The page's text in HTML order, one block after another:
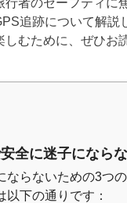
k
追跡について解説
むために、ぜひお
全に迷子になら
ならないための3つ
以下の通りです：